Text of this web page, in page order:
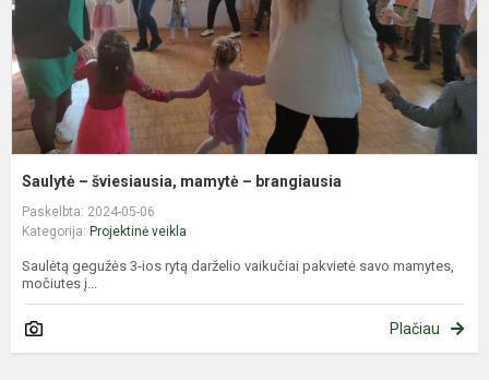
Saulytė – šviesiausia, mamytė – brangiausia
Paskelbta: 2024-05-06
Kategorija: Projektinė veikla
Saulėtą gegužės 3-ios rytą darželio vaikučiai pakvietė savo mamytes,
močiutes į...
Plačiau